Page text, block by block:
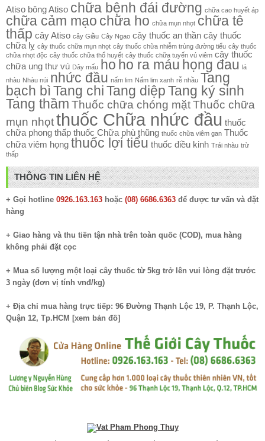
Atiso bông Atiso chữa bệnh đái đường chữa cao huyết áp
chữa cảm mạo chữa ho chữa mụn nhọt chữa tê
thấp cây Atiso cây Giầu Cây Ngao cây thuốc an thần cây thuốc
chữa lỵ cây thuốc chữa mụn nhọt cây thuốc chữa nhiễm trùng đường tiểu cây thuốc
chữa nhọt độc cây thuốc chữa thổ huyết cây thuốc chữa tuyến vú viêm cây thuốc
chữa ung thư vú Dây mấu ho ho ra máu họng đau lá
nhàu Nhàu núi nhức đầu nấm lim Nấm lim xanh rễ nhầu Tang
bạch bì Tang chi Tang diệp Tang ký sinh
Tang thầm Thuốc chữa chóng mặtThuốc chữa
mụn nhọtthuốc Chữa nhức đầu thuốc
chữa phong thấp thuốc Chữa phù thũng thuốc chữa viêm gan Thuốc
chữa viêm họng thuốc lợi tiểu thuốc điều kinh Trái nhàu trừ
thấp
THÔNG TIN LIÊN HỆ
+ Gọi hotline 0926.163.163 hoặc (08) 6686.6363 để được tư vấn và đặt
hàng
+ Giao hàng và thu tiền tận nhà trên toàn quốc (COD), mua hàng
không phải đặt cọc
+ Mua số lượng một loại cây thuốc từ 5kg trở lên vui lòng đặt trước
3 ngày (đơn vị tính vnđ/kg)
+ Địa chỉ mua hàng trực tiếp: 96 Đường Thạnh Lộc 19, P. Thạnh Lộc,
Quận 12, Tp.HCM [xem bản đồ]